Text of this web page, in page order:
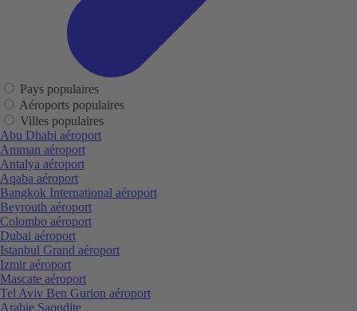
Pays populaires
Aéroports populaires
Villes populaires
Abu Dhabi aéroport
Amman aéroport
Antalya aéroport
Aqaba aéroport
Bangkok International aéroport
Beyrouth aéroport
Colombo aéroport
Dubai aéroport
Istanbul Grand aéroport
Izmir aéroport
Mascate aéroport
Tel Aviv Ben Gurion aéroport
Arabie Saoudite